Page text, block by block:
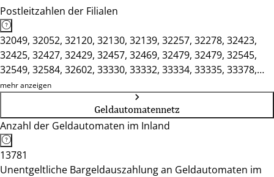
Postleitzahlen der Filialen
32049, 32052, 32120, 32130, 32139, 32257, 32278, 32423,
32425, 32427, 32429, 32457, 32469, 32479, 32479, 32545,
32549, 32584, 32602, 33330, 33332, 33334, 33335, 33378,
33397, 33415, 33442, 33449, 33602, 33611, 33613, 33619,
33647, 33659, 33719, 33729, 33739, 33758, 33775, 33803,
mehr anzeigen
Geldautomatennetz
Anzahl der Geldautomaten im Inland
13781
Unentgeltliche Bargeldauszahlung an Geldautomaten im